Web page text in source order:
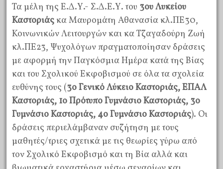
Τα μέλη της Ε.Δ.Υ.- Σ.Δ.Ε.Υ. του 3ου Λυκείου
Καστοριάςκα Μαυρομάτη Αθανασία κλ.ΠΕ30,
Κοινωνικών Λειτουργών και κα Τζαγαδούρη Ζωή
κλ.ΠΕ23, Ψυχολόγων πραγματοποίησαν δράσεις
με αφορμή την Παγκόσμια Ημέρα κατά της Βίας
και του Σχολικού Εκφοβισμού σε όλα τα σχολεία
ευθύνης τους (3ο Γενικό Λύκειο Καστοριάς, ΕΠΑΛ
Καστοριάς, 1ο Πρότυπο Γυμνάσιο Καστοριάς, 3ο
Γυμνάσιο Καστοριάς, 4ο Γυμνάσιο Καστοριάς). Οι
δράσεις περιελάμβαναν συζήτηση με τους
μαθητές/τριες σχετικά με τις θεωρίες γύρω από
τον Σχολικό Εκφοβισμό και τη Βία αλλά και